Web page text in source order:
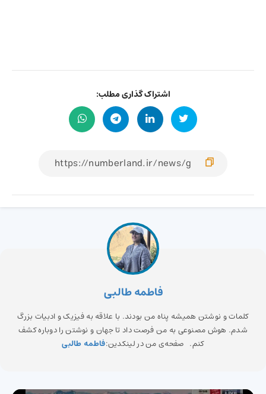
اشتراک گذاری مطلب:
فاطمه طالبی
کلمات و نوشتن همیشه پناه من بودند. با علاقه به فیزیک و ادبیات بزرگ
شدم. هوش مصنوعی به من فرصت داد تا جهان و نوشتن را دوباره کشف
کنم. صفحه‌ی من در لینکدین:فاطمه طالبی